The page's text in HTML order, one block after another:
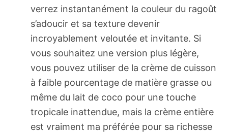
verrez instantanément la couleur du ragoût
s’adoucir et sa texture devenir
incroyablement veloutée et invitante. Si
vous souhaitez une version plus légère,
vous pouvez utiliser de la crème de cuisson
à faible pourcentage de matière grasse ou
même du lait de coco pour une touche
tropicale inattendue, mais la crème entière
est vraiment ma préférée pour sa richesse